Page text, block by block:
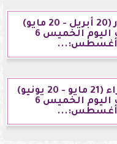
برج الثور (20 أبريل - 20 مايو)
حظك اليوم الخميس 6
أغسطس:...
برج الجوزاء (21 مايو - 20 يونيو)
حظك اليوم الخميس 6
أغسطس:...